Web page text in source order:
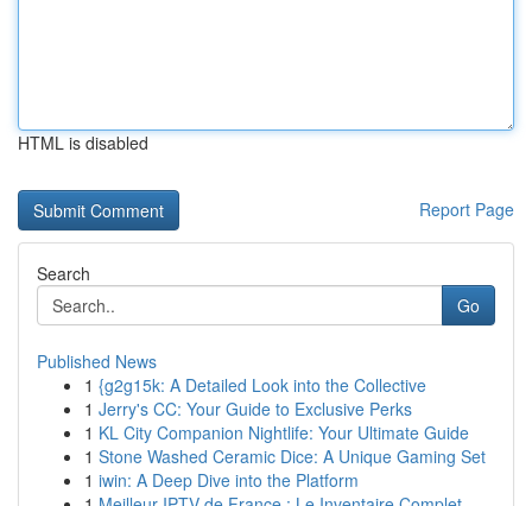
HTML is disabled
Report Page
Search
Go
Published News
1 {g2g15k: A Detailed Look into the Collective
1 Jerry's CC: Your Guide to Exclusive Perks
1 KL City Companion Nightlife: Your Ultimate Guide
1 Stone Washed Ceramic Dice: A Unique Gaming Set
1 iwin: A Deep Dive into the Platform